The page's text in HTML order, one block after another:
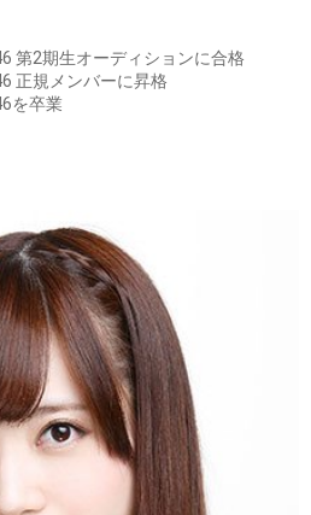
第2期生オーディションに合格
正規メンバーに昇格
を卒業